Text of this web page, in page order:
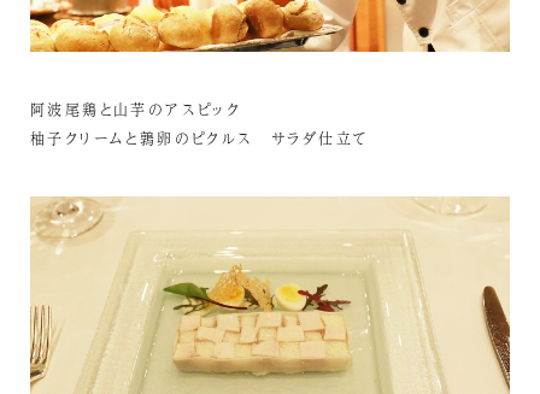
阿波尾鶏と山芋のアスピック
柚子クリームと鶉卵のピクルス サラダ仕立て